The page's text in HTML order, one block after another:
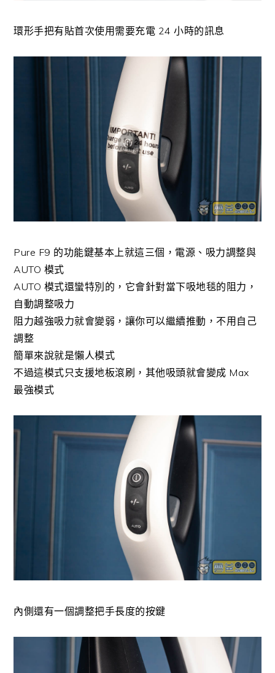
環形手把有貼首次使用需要充電 24 小時的訊息
Pure F9 的功能鍵基本上就這三個，電源、吸力調整與
AUTO 模式
AUTO 模式還蠻特別的，它會針對當下吸地毯的阻力，
自動調整吸力
阻力越強吸力就會變弱，讓你可以繼續推動，不用自己
調整
簡單來說就是懶人模式
不過這模式只支援地板滾刷，其他吸頭就會變成 Max
最強模式
內側還有一個調整把手長度的按鍵